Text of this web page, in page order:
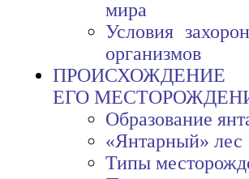
мира
Условия
организмов
ПРОИСХОЖДЕНИЕ
ЕГО
Образование
«Янтарный» лес
Типы